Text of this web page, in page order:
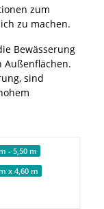
zum
zu machen.
Bewässerung
Außenflächen.
sind
- 5,50 m
x 4,60 m